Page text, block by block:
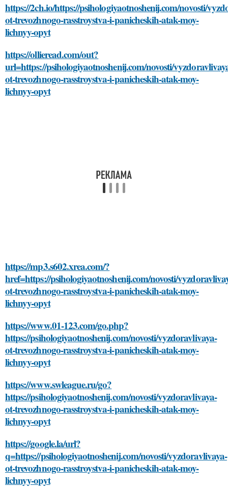
https://2ch.io/https://psihologiyaotnoshenij.com/novosti/
ot-trevozhnogo-rasstroystva-i-panicheskih-atak-moy-
lichnyy-opyt
https://ollieread.com/out?
url=https://psihologiyaotnoshenij.com/novosti/
ot-trevozhnogo-rasstroystva-i-panicheskih-atak-moy-
lichnyy-opyt
https://mp3.s602.xrea.com/?
href=https://psihologiyaotnoshenij.com/novosti/
ot-trevozhnogo-rasstroystva-i-panicheskih-atak-moy-
lichnyy-opyt
https://www.01-123.com/go.php?
https://psihologiyaotnoshenij.com/novosti/vyzdoravlivaya-
ot-trevozhnogo-rasstroystva-i-panicheskih-atak-moy-
lichnyy-opyt
https://www.swleague.ru/go?
https://psihologiyaotnoshenij.com/novosti/vyzdoravlivaya-
ot-trevozhnogo-rasstroystva-i-panicheskih-atak-moy-
lichnyy-opyt
https://google.la/url?
q=https://psihologiyaotnoshenij.com/novosti/vyzdoravlivaya-
ot-trevozhnogo-rasstroystva-i-panicheskih-atak-moy-
lichnyy-opyt